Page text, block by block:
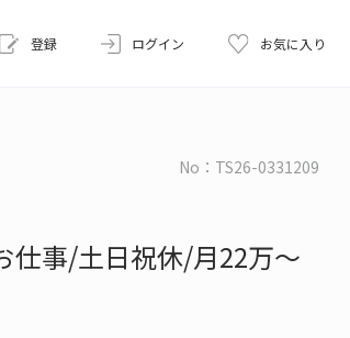
登録 ログイン お気に入り
No：TS26-0331209
仕事/土日祝休/月22万～